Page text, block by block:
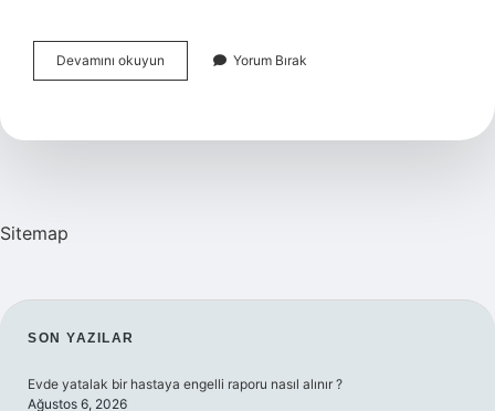
Devamını okuyun Nörolojiye
Ne
Yorum Bırak
Sitemap
SIDEBAR
SON YAZILAR
Evde yatalak bir hastaya engelli raporu nasıl alınır ?
Ağustos 6, 2026